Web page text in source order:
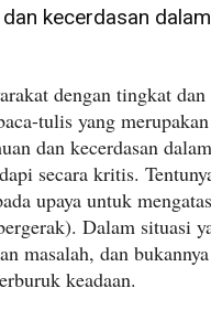
kecerdasan
dengan tingkat
tulis yang
dan kecerdasan
secara kritis.
upaya untuk
Dalam situasi
masalah, dan
keadaan.